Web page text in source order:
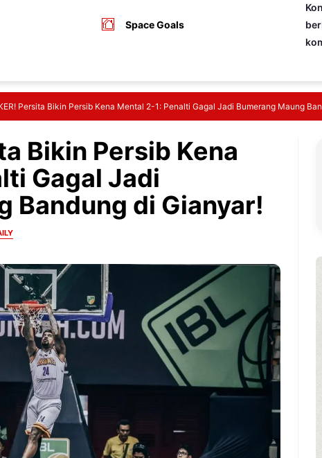
Space Goals
Persita Bikin Persib Kena Mental 2-1: Penalti Gagal Jadi Bumerang Maung
Bikin Persib Kena
Gagal Jadi
Bandung di Gianyar!
NEWS TNG– Pernah gak sih
kamu mulai ngerjain sesuatu cuma
buat iseng-iseng, eh ternyata malah
jadi peluang bisnis yang
menguntungkan? ...
Dari Iseng Jadi Cuan: Kisah
TUM_ATUL yang Ubah
Hampers Jadi Bisnis Kece
NEWS TNG– Siapa
kenal dengan
Jepang? Kuliner
sakura ini memang
mendunia dan
n
Jepang